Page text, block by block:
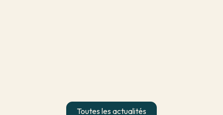
Toutes les actualités